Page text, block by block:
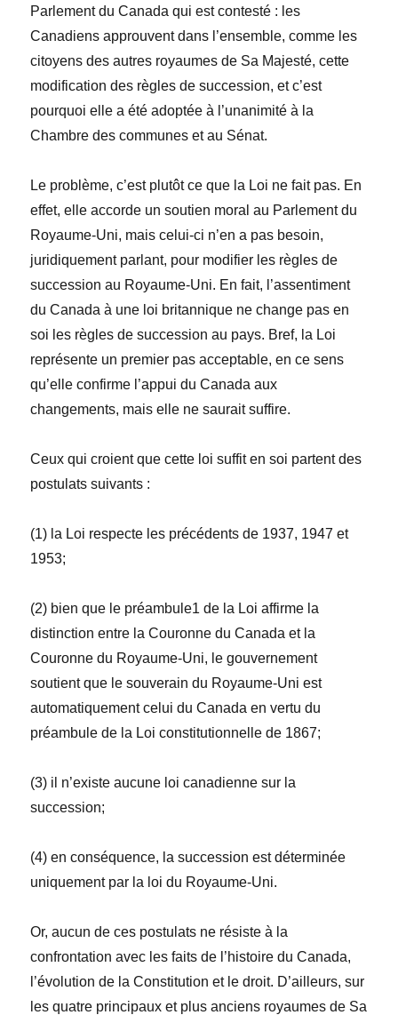
Parlement du Canada qui est contesté : les
Canadiens approuvent dans l’ensemble, comme les
citoyens des autres royaumes de Sa Majesté, cette
modification des règles de succession, et c’est
pourquoi elle a été adoptée à l’unanimité à la
Chambre des communes et au Sénat.
Le problème, c’est plutôt ce que la Loi ne fait pas. En
effet, elle accorde un soutien moral au Parlement du
Royaume-Uni, mais celui-ci n’en a pas besoin,
juridiquement parlant, pour modifier les règles de
succession au Royaume-Uni. En fait, l’assentiment
du Canada à une loi britannique ne change pas en
soi les règles de succession au pays. Bref, la Loi
représente un premier pas acceptable, en ce sens
qu’elle confirme l’appui du Canada aux
changements, mais elle ne saurait suffire.
Ceux qui croient que cette loi suffit en soi partent des
postulats suivants :
(1) la Loi respecte les précédents de 1937, 1947 et
1953;
(2) bien que le préambule1 de la Loi affirme la
distinction entre la Couronne du Canada et la
Couronne du Royaume-Uni, le gouvernement
soutient que le souverain du Royaume-Uni est
automatiquement celui du Canada en vertu du
préambule de la Loi constitutionnelle de 1867;
(3) il n’existe aucune loi canadienne sur la
succession;
(4) en conséquence, la succession est déterminée
uniquement par la loi du Royaume-Uni.
Or, aucun de ces postulats ne résiste à la
confrontation avec les faits de l’histoire du Canada,
l’évolution de la Constitution et le droit. D’ailleurs, sur
les quatre principaux et plus anciens royaumes de Sa